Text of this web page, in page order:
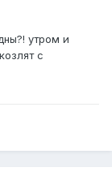
утром и
с